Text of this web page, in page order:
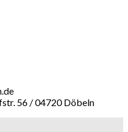
56 / 04720 Döbeln